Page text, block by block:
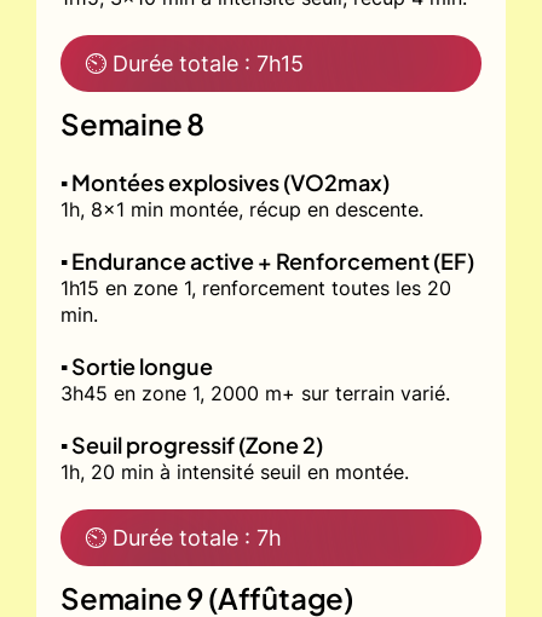
⏲ Durée totale : 7h15
Semaine 8
▪️ Montées explosives (VO2max)
1h, 8x1 min montée, récup en descente.
▪️ Endurance active + Renforcement (EF)
1h15 en zone 1, renforcement toutes les 20
min.
▪️ Sortie longue
3h45 en zone 1, 2000 m+ sur terrain varié.
▪️ Seuil progressif (Zone 2)
1h, 20 min à intensité seuil en montée.
⏲ Durée totale : 7h
Semaine 9 (Affûtage)